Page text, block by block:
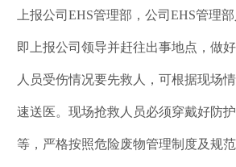
上报公司EHS管理部，公司EHS管理
即上报公司领导并赶往出事地点，做
人员受伤情况要先救人，可根据现场
速送医。现场抢救人员必须穿戴好防
等，严格按照危险废物管理制度及规